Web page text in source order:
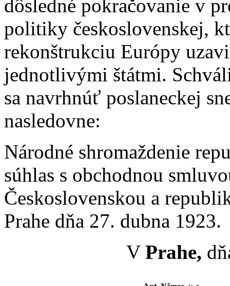
dôsledné pokračovanie v
politiky československej,
rekonštrukciu Európy
jednotlivými štátmi.
sa navrhnúť poslaneckej
nasledovne:
Národné shromaždenie
súhlas s obchodnou
Československou a
Prahe dňa 27. dubna 1923.
V Prahe,